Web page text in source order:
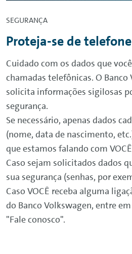
SEGURANÇA
Proteja-se de
Cuidado com os dados que
chamadas telefônicas. O Banco
solicita informações sigilosas
segurança.
Se necessário, apenas dados
(nome, data de nascimento,
que estamos falando com
Caso sejam solicitados dados
sua segurança (senhas, por
Caso VOCÊ receba alguma
do Banco Volkswagen, entre
"Fale conosco".